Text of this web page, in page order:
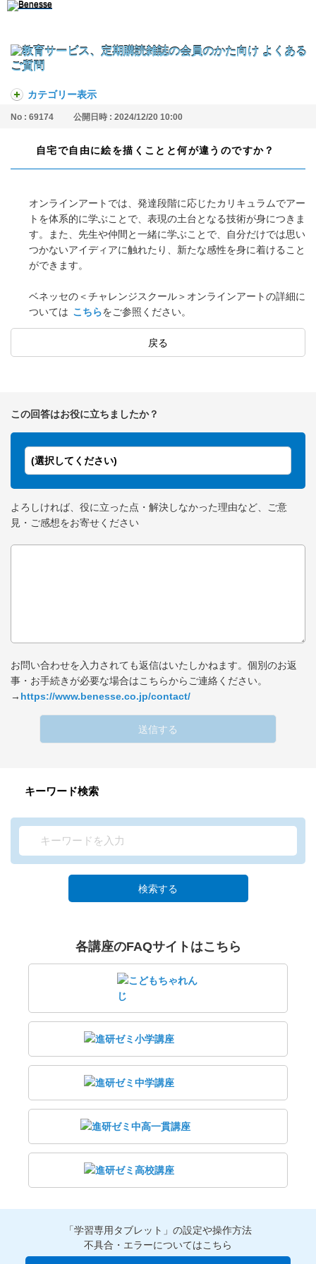
カテゴリー表示
No : 69174 公開日時 : 2024/12/20 10:00
自宅で自由に絵を描くことと何が違うのですか？
オンラインアートでは、発達段階に応じたカリキュラムでアー
トを体系的に学ぶことで、表現の土台となる技術が身につきま
す。また、先生や仲間と一緒に学ぶことで、自分だけでは思い
つかないアイディアに触れたり、新たな感性を身に着けること
ができます。
ベネッセの＜チャレンジスクール＞オンラインアートの詳細に
ついては こちらをご参照ください。
戻る
この回答はお役に立ちましたか？
(選択してください)
よろしければ、役に立った点・解決しなかった理由など、ご意
見・ご感想をお寄せください
お問い合わせを入力されても返信はいたしかねます。個別のお返
事・お手続きが必要な場合はこちらからご連絡ください。
→ https://www.benesse.co.jp/contact/
送信する
キーワード検索
検索する
各講座のFAQサイトはこちら
「学習専用タブレット」の設定や操作方法
不具合・エラーについてはこちら